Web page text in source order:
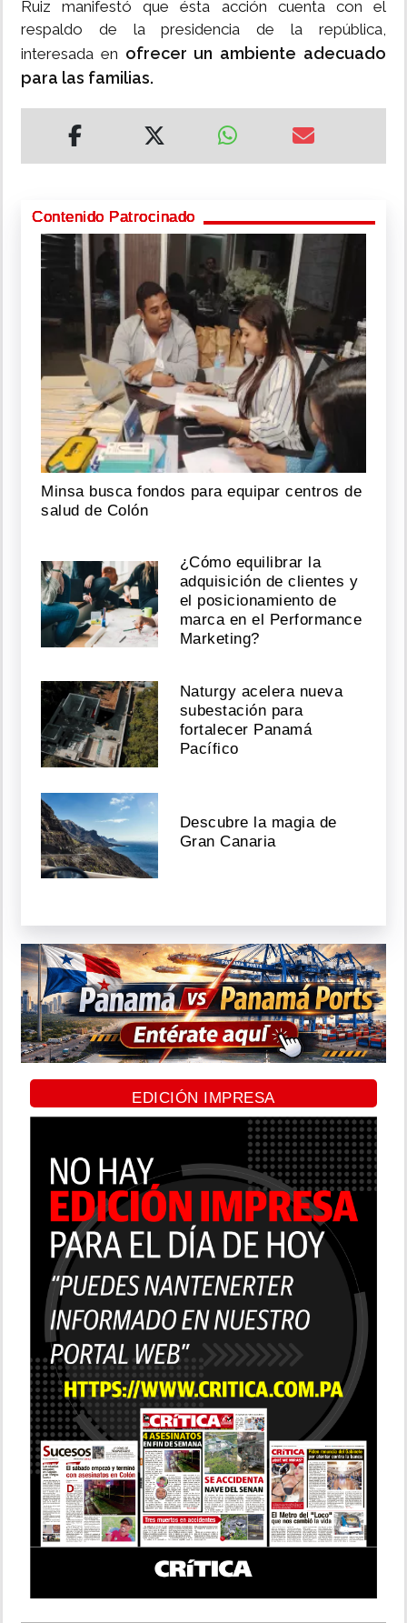
Ruiz manifestó que ésta acción cuenta con el
respaldo de la presidencia de la república,
interesada en ofrecer un ambiente adecuado
para las familias.
Contenido Patrocinado
Minsa busca fondos para equipar centros de
salud de Colón
¿Cómo equilibrar la
adquisición de clientes y
el posicionamiento de
marca en el Performance
Marketing?
Naturgy acelera nueva
subestación para
fortalecer Panamá
Pacífico
Descubre la magia de
Gran Canaria
EDICIÓN IMPRESA